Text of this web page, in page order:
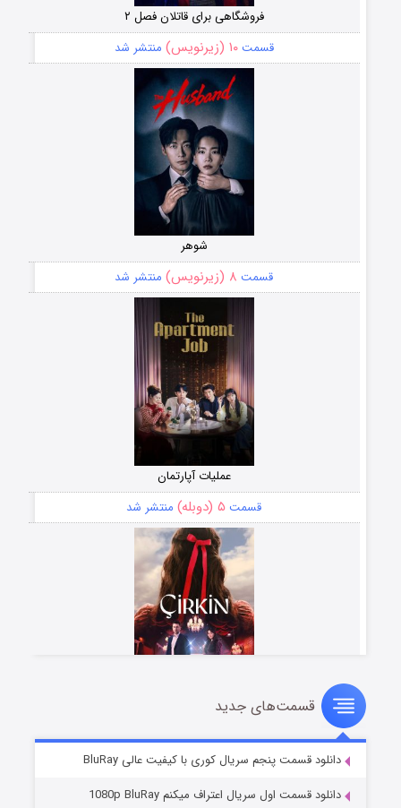
فروشگاهی برای قاتلان فصل ۲
قسمت۱۰ (زیرنویس) منتشر شد
شوهر
قسمت ۸ (زیرنویس) منتشر شد
عملیات آپارتمان
قسمت ۵ (دوبله) منتشر شد
سریال زشت
قسمت۲ (زیرنویس) منتشر شد
قسمت‌های جدید
دانلود قسمت پنجم سریال کوری با کیفیت عالی BluRay
دانلود قسمت اول سریال اعتراف میکنم 1080p BluRay